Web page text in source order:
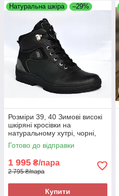
Натуральна шкіра –29%
Розміри 39, 40 Зимові високі
шкіряні кросівки на
натуральному хутрі, чорні,
теплі і комфортні Brave 7000
Готово до відправки
1 995 ₴/пара
2 795 ₴/пара
Купити